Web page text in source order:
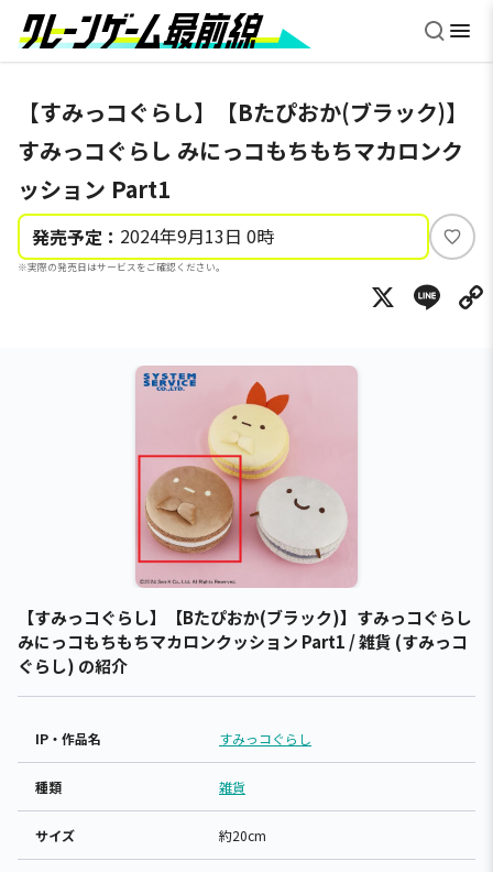
【すみっコぐらし】【Bたぴおか(ブラック)】
すみっコぐらし みにっコもちもちマカロンク
ッション Part1
発売予定： 2024年9月13日 0時
※実際の発売日はサービスをご確認ください。
い
ね
X
【すみっコぐらし】【Bたぴおか(ブラック)】すみっコぐらし
みにっコもちもちマカロンクッション Part1 / 雑貨 (すみっコ
ぐらし) の紹介
IP・作品名 すみっコぐらし
種類 雑貨
サイズ 約20cm